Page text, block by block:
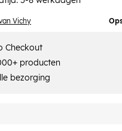
Vichy
Checkout
producten
bezorging